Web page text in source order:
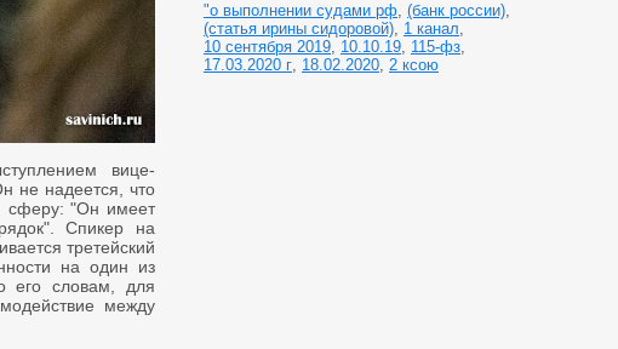
"о выполнении судами рф, (банк россии),
(статья ирины сидоровой), 1 канал,
10 сентября 2019, 10.10.19, 115-фз,
17.03.2020 г, 18.02.2020, 2 ксою
вице-
не надеется, что
сферу: "Он имеет
Спикер на
третейский
на один из
его словам, для
между